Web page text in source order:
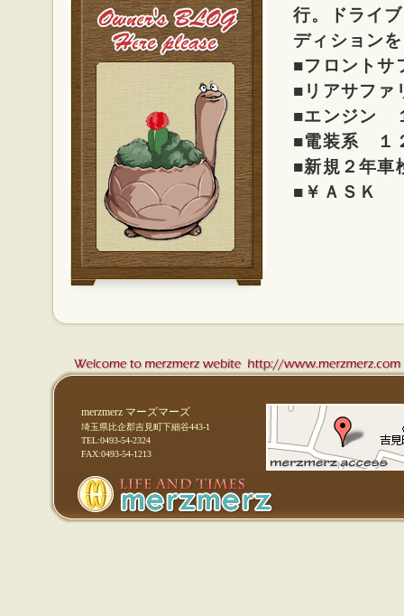
行。ドライ
ディション
■フロントサ
■リアサファ
■エンジン
■電装系 １
■新規２年車
■￥ＡＳＫ
merzmerz マーズマーズ
埼玉県比企郡吉見町下細谷443-1
TEL:0493-54-2324
FAX:0493-54-1213